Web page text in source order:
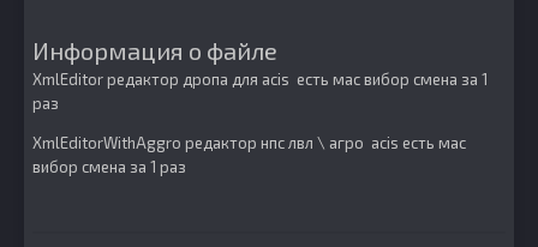
Информация о файле
XmlEditor редактор дропа для acis есть мас вибор смена за 1
раз
XmlEditorWithAggro редактор нпс лвл \ агро acis есть мас
вибор смена за 1 раз